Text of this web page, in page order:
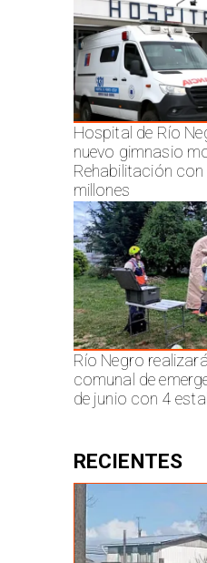
Hospital de Río
nuevo gimnasio
Rehabilitación
millones
Río Negro
comunal de
de junio con 4
RECIENTES